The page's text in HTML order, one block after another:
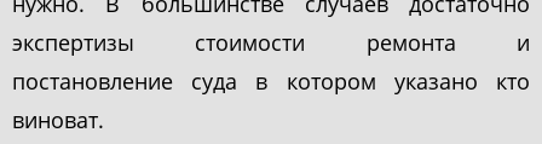
экспертизы стоимости ремонта и
постановление суда в котором указано кто
виноват.